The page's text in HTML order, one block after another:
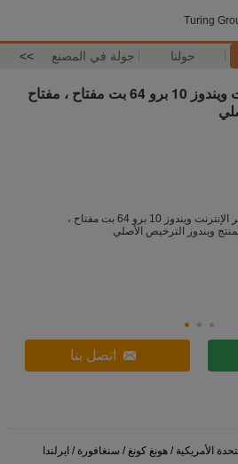
Turing
حولنا جولة في المصنع >>
100 ٪ التنشيط عبر الإنترنت ويندوز 10 برو 64 بت مفتاح ، مفتاح
اتصل بنا
الأمريكية / هونغ كونغ / سنغافورة / ايرلندا